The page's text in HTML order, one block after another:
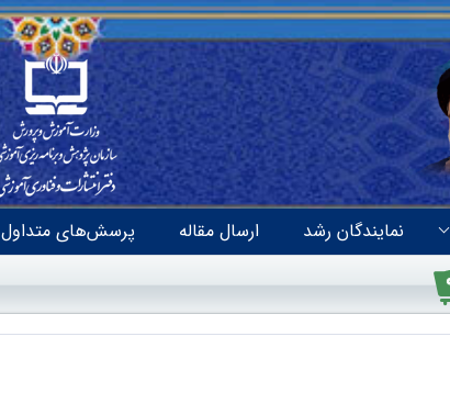
نمایندگان رشد ارسال مقاله پرسش‌های متداول